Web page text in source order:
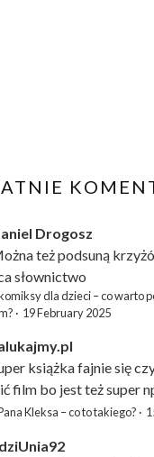
Drogosz
też podsuną
słownictwo
dla dzieci – co warto
· 19 February 2025
książka fajnie się
film bo jest też super
Kleksa – co to takiego? ·